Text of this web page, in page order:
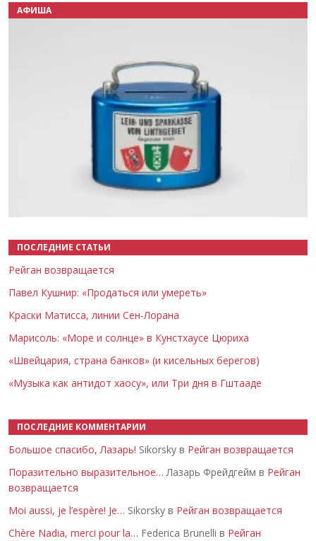
АФИША
ПОСЛЕДНИЕ СТАТЬИ
Рейган возвращается
Павел Кушнир: «Продаться или умереть»
Краски Матисса, линии Сен-Лорана
Марисоль: «Море и солнце» в Кунстхаусе Цюриха
«Швейцария, страна банков» (и кисельных берегов)
«Музыка как антидот хаосу», или Три дня в Гштааде
ПОСЛЕДНИЕ КОММЕНТАРИИ
Большое спасибо, Лазарь! Sikorsky в Рейган возвращается
Поразительно выразительное… Лазарь Фрейдгейм в Рейган
возвращается
Moi aussi, je l’espère! Je… Sikorsky в Рейган возвращается
Chère Nadia, merci pour la… Federica Brunelli в Рейган